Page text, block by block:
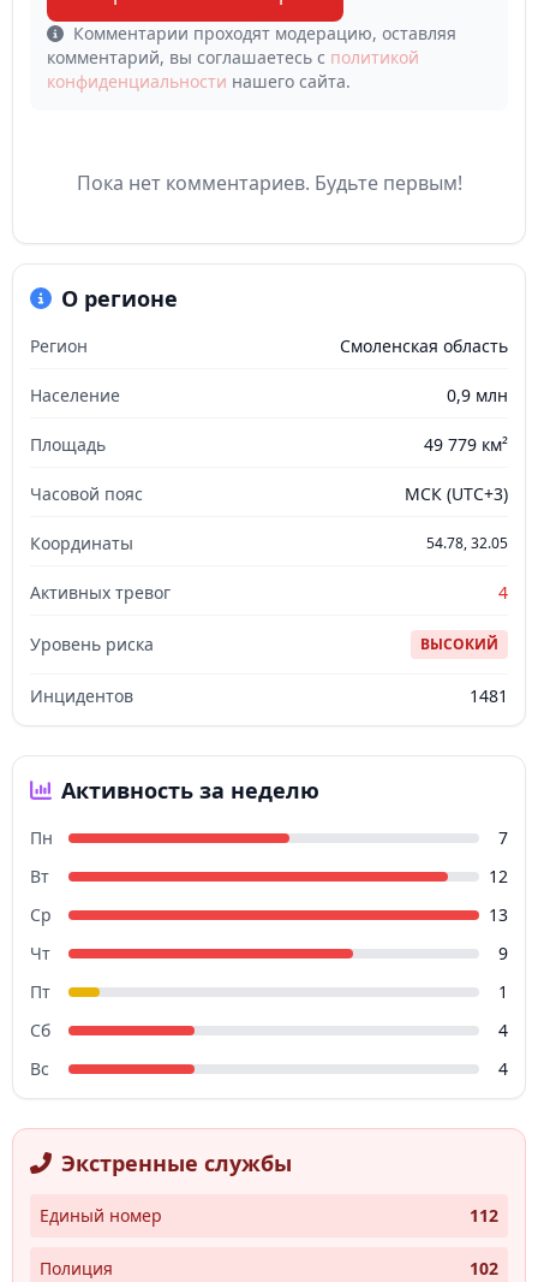
Комментарии проходят модерацию, оставляя
комментарий, вы соглашаетесь с политикой
конфиденциальности нашего сайта.
Пока нет комментариев. Будьте первым!
О регионе
Регион Смоленская область
Население 0,9 млн
Площадь 49 779 км²
Часовой пояс МСК (UTC+3)
Координаты 54.78, 32.05
Активных тревог 4
Уровень риска ВЫСОКИЙ
Инцидентов 1481
Активность за неделю
Пн
7
Вт
12
Ср
13
Чт
9
Пт
1
Сб
4
Вс
4
Экстренные службы
Единый номер 112
Полиция 102